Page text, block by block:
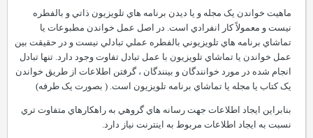
ماهيت خواندن يک مجله و يا ديدن برنامه هاي تلويزيون ذاتي و بالفطره
نيست و معمولاً کار انفرادي است. در اصل عمل خواندن مطبوعات يا
تماشاي برنامه هاي تلويزيوني بالفطره عملي تبادلي نيست و در حقيقت بين
عمل خواندن يا تماشاي تلويزيون با عمل تبادل تفاوت وجود دارد. تنها تبادل
انجام شده در مورد خوانندگان و بينندگان ، گرفتن اطلاعات از طريق خواندن
يک کتاب يا مجله يا تماشاي برنامه تلويزيون است. ( بصورت يک طرفه)
بنابراين ايجاد اطلاعات جهت رسانه هاي گروهي به راهکارهاي متفاوت تري
نسبت به ايجاد اطلاعات مربوط به اينترنت نياز دارد.